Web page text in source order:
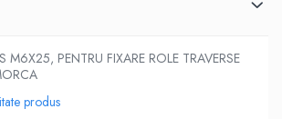
M6X25, PENTRU FIXARE ROLE TRAVERSE
produs